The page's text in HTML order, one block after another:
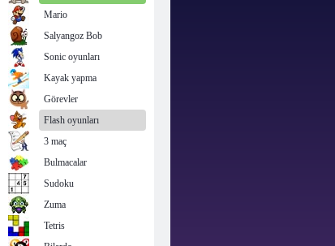
Mario
Salyangoz Bob
Sonic oyunları
Kayak yapma
Görevler
Flash oyunları
3 maç
Bulmacalar
Sudoku
Zuma
Tetris